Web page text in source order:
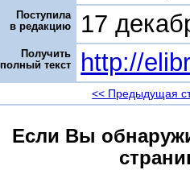
Поступила
в редакцию
17
Получить
полный текст
http://
<< Предыдущая
Если Вы